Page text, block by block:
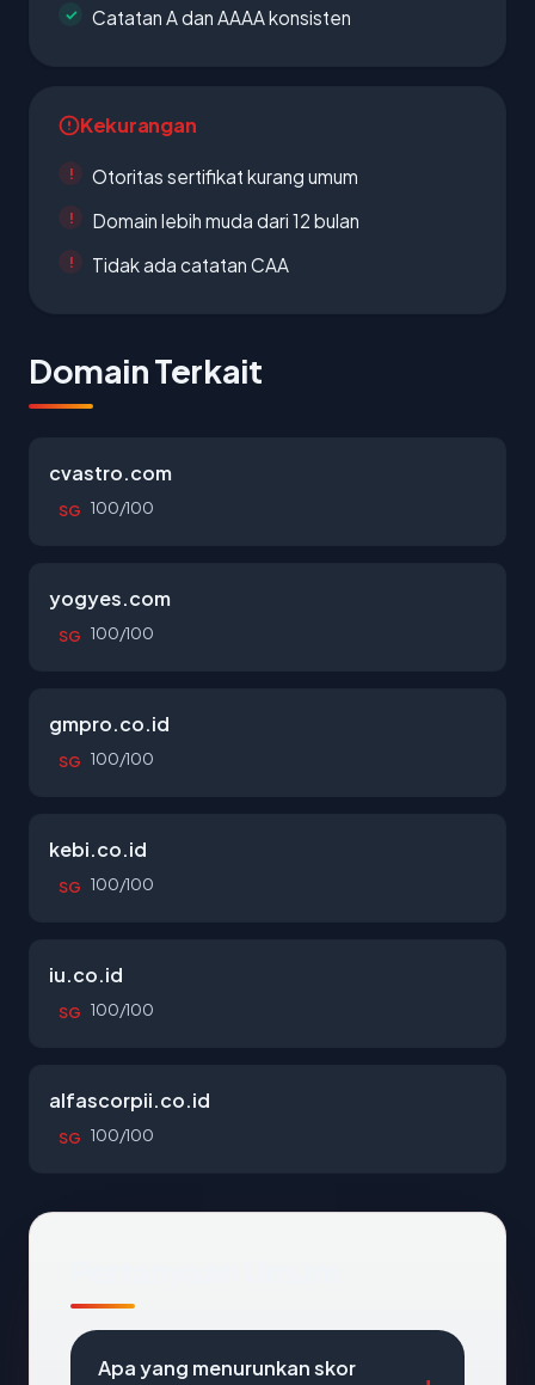
Catatan A dan AAAA konsisten
Kekurangan
Otoritas sertifikat kurang umum
Domain lebih muda dari 12 bulan
Tidak ada catatan CAA
Domain Terkait
cvastro.com
SG 100/100
yogyes.com
SG 100/100
gmpro.co.id
SG 100/100
kebi.co.id
SG 100/100
iu.co.id
SG 100/100
alfascorpii.co.id
SG 100/100
Apa yang menurunkan skor